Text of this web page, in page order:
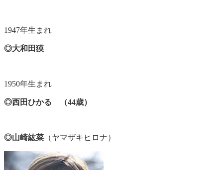
1947年生まれ
◎大和田獏
1950年生まれ
◎西田ひかる （44歳）
◎山崎紘菜 （ヤマザキヒロナ）